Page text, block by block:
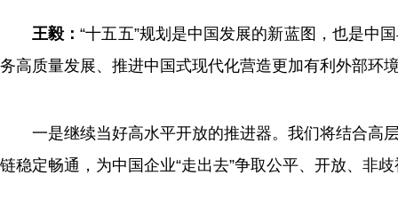
王毅：“十五五”规划是中国发展的新蓝图，也是中
务高质量发展、推进中国式现代化营造更加有利外部环
一是继续当好高水平开放的推进器。我们将结合高
链稳定畅通，为中国企业“走出去”争取公平、开放、非